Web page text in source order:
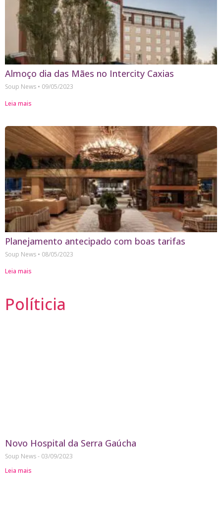
Almoço dia das Mães no Intercity Caxias
Soup News
09/05/2023
Leia mais
Planejamento antecipado com boas tarifas
Soup News
08/05/2023
Leia mais
Políticia
Novo Hospital da Serra Gaúcha
Soup News
03/09/2023
Leia mais